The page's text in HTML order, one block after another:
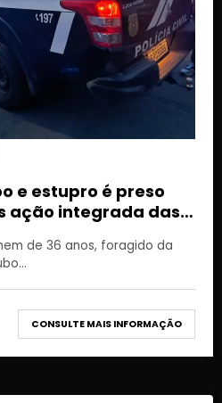
e estupro é preso
ação integrada das
de 36 anos, foragido da
CONSULTE MAIS INFORMAÇÃO